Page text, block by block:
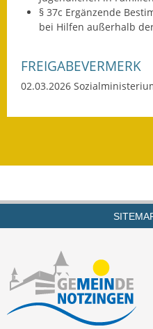
§ 37c Ergänzende
bei Hilfen außerhalb
FREIGABEVERMERK
02.03.2026